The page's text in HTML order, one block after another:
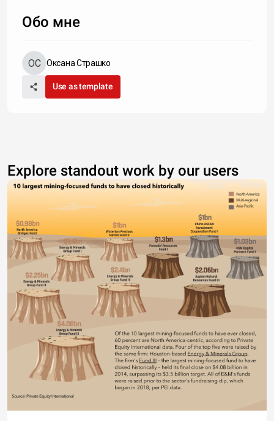
Обо мне
Оксана Страшко
Use as template
Explore standout work by our users